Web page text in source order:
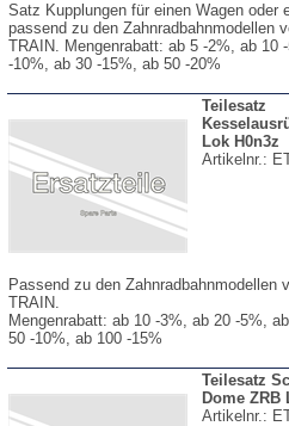
Satz Kupplungen für einen Wagen oder
passend zu den Zahnradbahnmodellen
TRAIN. Mengenrabatt: ab 5 -2%, ab 10
-10%, ab 30 -15%, ab 50 -20%
Teilesatz
Lok H0n3z
Artikelnr.:
Passend zu den Zahnradbahnmodellen
TRAIN.
Mengenrabatt: ab 10 -3%, ab 20 -5%,
50 -10%, ab 100 -15%
Teilesatz
Dome ZRB
Artikelnr.: